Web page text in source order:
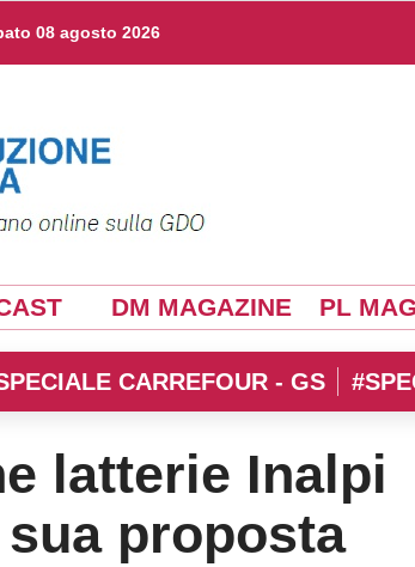
08 agosto 2026
DM MAGAZINE PL
CARREFOUR - GS
latterie Inalpi
proposta